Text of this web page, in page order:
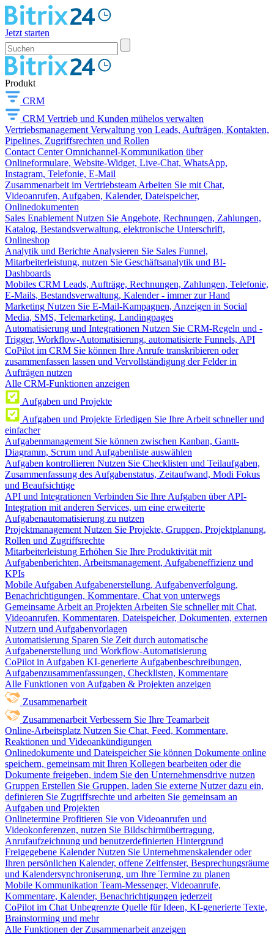
Jetzt starten
Produkt
CRM
CRM Vertrieb und Kunden mühelos verwalten
Vertriebsmanagement Verwaltung von Leads, Aufträgen, Kontakten,
Pipelines, Zugriffsrechten und Rollen
Contact Center Omnichannel-Kommunikation über
Onlineformulare, Website-Widget, Live-Chat, WhatsApp,
Instagram, Telefonie, E-Mail
Zusammenarbeit im Vertriebsteam Arbeiten Sie mit Chat,
Videoanrufen, Aufgaben, Kalender, Dateispeicher,
Onlinedokumenten
Sales Enablement Nutzen Sie Angebote, Rechnungen, Zahlungen,
Katalog, Bestandsverwaltung, elektronische Unterschrift,
Onlineshop
Analytik und Berichte Analysieren Sie Sales Funnel,
Mitarbeiterleistung, nutzen Sie Geschäftsanalytik und BI-
Dashboards
Mobiles CRM Leads, Aufträge, Rechnungen, Zahlungen, Telefonie,
E-Mails, Bestandsverwaltung, Kalender - immer zur Hand
Marketing Nutzen Sie E-Mail-Kampagnen, Anzeigen in Social
Media, SMS, Telemarketing, Landingpages
Automatisierung und Integrationen Nutzen Sie CRM-Regeln und -
Trigger, Workflow-Automatisierung, automatisierte Funnels, API
CoPilot im CRM Sie können Ihre Anrufe transkribieren oder
zusammenfassen lassen und Vervollständigung der Felder in
Aufträgen nutzen
Alle CRM-Funktionen anzeigen
Aufgaben und Projekte
Aufgaben und Projekte Erledigen Sie Ihre Arbeit schneller und
einfacher
Aufgabenmanagement Sie können zwischen Kanban, Gantt-
Diagramm, Scrum und Aufgabenliste auswählen
Aufgaben kontrollieren Nutzen Sie Checklisten und Teilaufgaben,
Zusammenfassung des Aufgabenstatus, Zeitaufwand, Modi Fokus
und Beaufsichtige
API und Integrationen Verbinden Sie Ihre Aufgaben über API-
Integration mit anderen Services, um eine erweiterte
Aufgabenautomatisierung zu nutzen
Projektmanagement Nutzen Sie Projekte, Gruppen, Projektplanung,
Rollen und Zugriffsrechte
Mitarbeiterleistung Erhöhen Sie Ihre Produktivität mit
Aufgabenberichten, Arbeitsmanagement, Aufgabeneffizienz und
KPIs
Mobile Aufgaben Aufgabenerstellung, Aufgabenverfolgung,
Benachrichtigungen, Kommentare, Chat von unterwegs
Gemeinsame Arbeit an Projekten Arbeiten Sie schneller mit Chat,
Videoanrufen, Kommentaren, Dateispeicher, Dokumenten, externen
Nutzern und Aufgabenvorlagen
Automatisierung Sparen Sie Zeit durch automatische
Aufgabenerstellung und Workflow-Automatisierung
CoPilot in Aufgaben KI-generierte Aufgabenbeschreibungen,
Aufgabenzusammenfassungen, Checklisten, Kommentare
Alle Funktionen von Aufgaben & Projekten anzeigen
Zusammenarbeit
Zusammenarbeit Verbessern Sie Ihre Teamarbeit
Online-Arbeitsplatz Nutzen Sie Chat, Feed, Kommentare,
Reaktionen und Videoankündigungen
Onlinedokumente und Dateispeicher Sie können Dokumente online
speichern, gemeinsam mit Ihren Kollegen bearbeiten oder die
Dokumente freigeben, indem Sie den Unternehmensdrive nutzen
Gruppen Erstellen Sie Gruppen, laden Sie externe Nutzer dazu ein,
definieren Sie Zugriffsrechte und arbeiten Sie gemeinsam an
Aufgaben und Projekten
Onlinetermine Profitieren Sie von Videoanrufen und
Videokonferenzen, nutzen Sie Bildschirmübertragung,
Anrufaufzeichnung und benutzerdefinierten Hintergrund
Freigegebene Kalender Nutzen Sie Unternehmenskalender oder
Ihren persönlichen Kalender, offene Zeitfenster, Besprechungsräume
und Kalendersynchroniserung, um Ihre Termine zu planen
Mobile Kommunikation Team-Messenger, Videoanrufe,
Kommentare, Kalender, Benachrichtigungen jederzeit
CoPilot im Chat Unbegrenzte Quelle für Ideen, KI-generierte Texte,
Brainstorming und mehr
Alle Funktionen der Zusammenarbeit anzeigen